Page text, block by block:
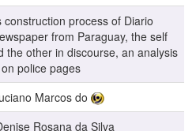
construction process of Diario
from Paraguay, the self
the other in discourse, an analysis
police pages
Marcos do
Rosana da Silva